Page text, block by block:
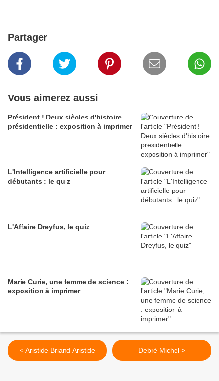
Partager
Vous aimerez aussi
Président ! Deux siècles d'histoire
présidentielle : exposition à imprimer
L'Intelligence artificielle pour
débutants : le quiz
L'Affaire Dreyfus, le quiz
Marie Curie, une femme de science :
exposition à imprimer
< Aristide Briand Aristide Debré Michel >